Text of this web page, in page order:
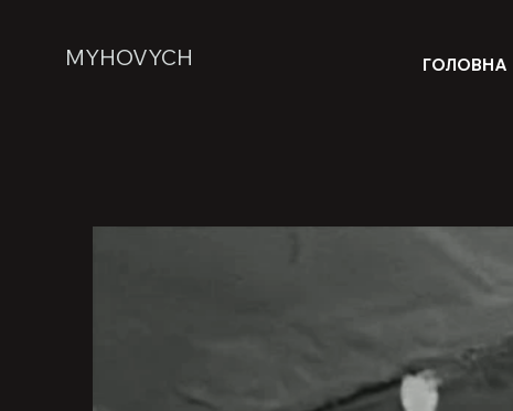
MYHOVYCH ГОЛОВНА